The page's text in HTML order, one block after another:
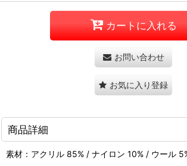
カートに入れる
お問い合わせ
お気に入り登録
商品詳細
素材：アクリル 85% / ナイロン 10% / ウール